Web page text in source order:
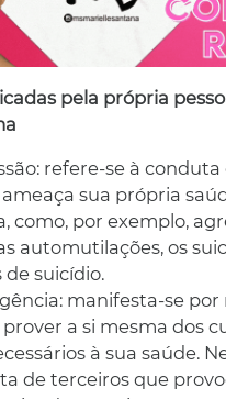
pela própria
refere-se à conduta
sua própria
como, por exemplo,
automutilações, os
suicídio.
manifesta-se por
a si mesma dos
à sua saúde.
de terceiros que